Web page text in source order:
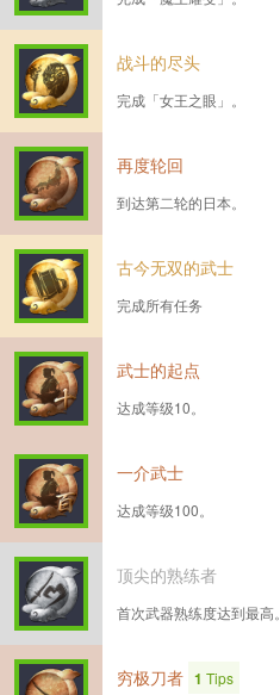
战斗的尽头
完成「女王之眼」。
再度轮回
到达第二轮的日本。
古今无双的武士
完成所有任务
武士的起点
达成等级10。
一介武士
达成等级100。
顶尖的熟练者
首次武器熟练度达到最高。
穷极刀者 1 Tips